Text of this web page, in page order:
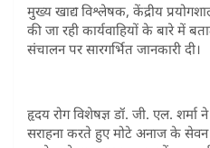
मुख्य खाद्य विश्लेषक, केंद्रीय
की जा रही कार्यवाहियों के बारे में
संचालन पर सारगर्भित जानकारी दी।
हृदय रोग विशेषज्ञ डॉ. जी. एल.
सराहना करते हुए मोटे अनाज के